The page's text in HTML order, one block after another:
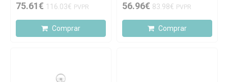
75.61€ 116.03€ PVPR
Comprar
56.96€ 83.98€ PVPR
Comprar